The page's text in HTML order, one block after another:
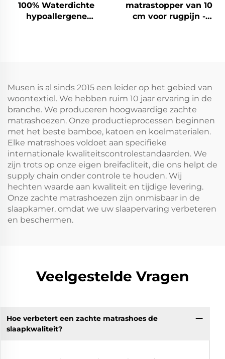
100% Waterdichte
hypoallergene
(wit)
matrastopper van 10
cm voor rugpijn -
zachte kussenvulling),
ademend en
drukverlagend (grijs)
Musen is al sinds 2015 een leider op het gebied van
woontextiel. We hebben ruim 10 jaar ervaring in de
branche. We produceren hoogwaardige zachte
matrashoezen. Onze productieprocessen beginnen
met het beste bamboe, katoen en koelmaterialen.
Elke matrashoes voldoet aan specifieke
internationale kwaliteitscontrolestandaarden. We
zijn trots op onze eigen breifacliteit, die ons helpt de
supply chain onder controle te houden. Wij
hechten waarde aan kwaliteit en tijdige levering.
Onze zachte matrashoezen zijn onmisbaar in de
slaapkamer, omdat we uw slaapervaring verbeteren
en beschermen.
Veelgestelde Vragen
Hoe verbetert een zachte matrashoes de
slaapkwaliteit?